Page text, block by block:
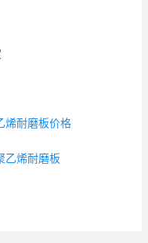
烯耐磨板价格
乙烯耐磨板